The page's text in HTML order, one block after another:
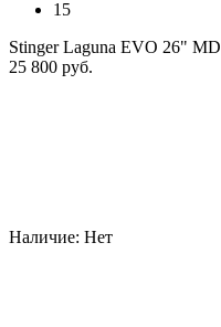
15
Stinger Laguna EVO 26" MD
25 800 руб.
Наличие: Нет